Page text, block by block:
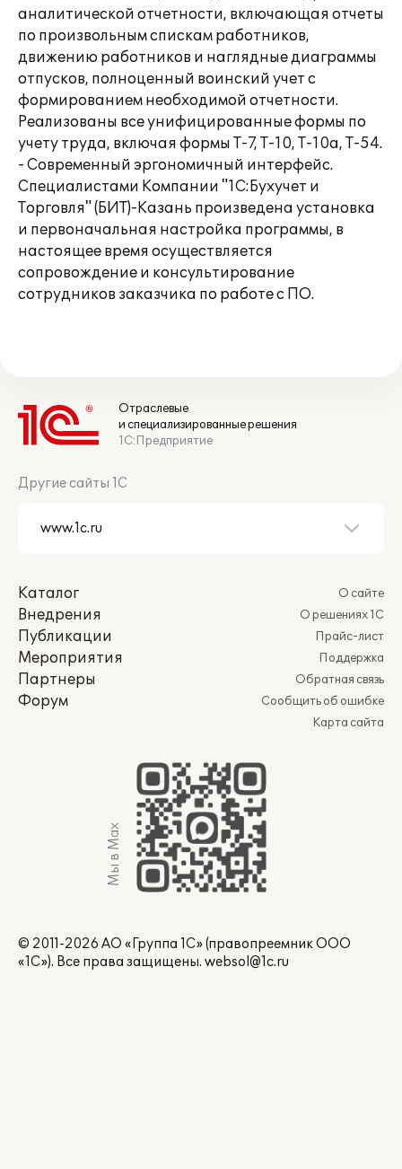
аналитической отчетности, включающая отчеты
по произвольным спискам работников,
движению работников и наглядные диаграммы
отпусков, полноценный воинский учет с
формированием необходимой отчетности.
Реализованы все унифицированные формы по
учету труда, включая формы Т-7, Т-10, Т-10а, Т-54.
- Современный эргономичный интерфейс.
Специалистами Компании "1С:Бухучет и
Торговля" (БИТ)-Казань произведена установка
и первоначальная настройка программы, в
настоящее время осуществляется
сопровождение и консультирование
сотрудников заказчика по работе с ПО.
Отраслевые
и специализированные решения
1С:Предприятие
Другие сайты 1С
Каталог
Внедрения
Публикации
Мероприятия
Партнеры
Форум
О сайте
О решениях 1С
Прайс-лист
Поддержка
Обратная связь
Сообщить об ошибке
Карта сайта
Мы в Max
© 2011-2026 АО «Группа 1С» (правопреемник ООО
«1С»). Все права защищены. websol@1c.ru